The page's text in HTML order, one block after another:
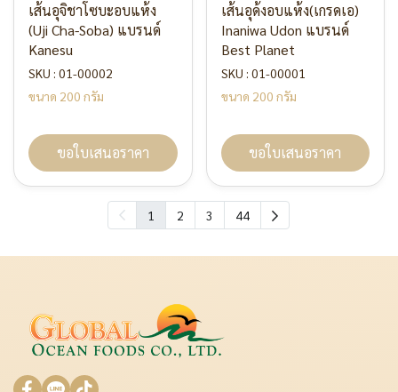
เส้นอุจิชาโซบะอบแห้ง
(Uji Cha-Soba) แบรนด์
Kanesu
SKU : 01-00002
ขนาด 200 กรัม
ขอใบเสนอราคา
เส้นอุด้งอบแห้ง(เกรดเอ)
Inaniwa Udon แบรนด์
Best Planet
SKU : 01-00001
ขนาด 200 กรัม
ขอใบเสนอราคา
1 2 3 44